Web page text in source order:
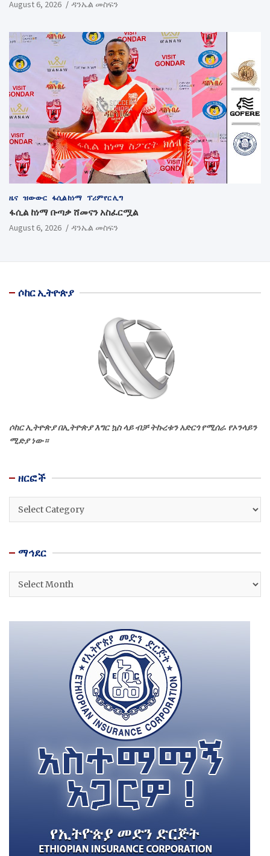
August 6, 2026 ዳንኤል መስፍን
ዜና ዝውውር ፋሲል ከነማ ፕሪምየር ሊግ
ፋሲል ከነማ ቡጣቃ ሸመናን አስፈርሟል
August 6, 2026 ዳንኤል መስፍን
ሶከር ኢትዮጵያ
ሶከር ኢትዮጵያ በኢትዮጵያ እግር ኳስ ላይ ብቻ ትኩረቱን አድርጎ የሚሰራ የኦንላይን
ሚድያ ነው።
ዘርፎች
ዘርፎች
ማኅደር
ማኅደር